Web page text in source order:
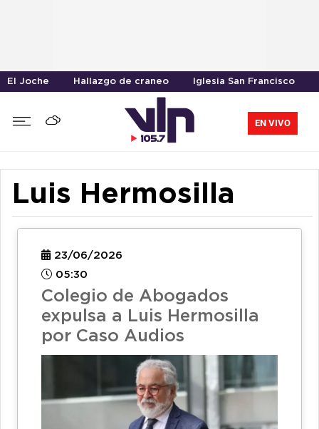
El Joche Hallazgo de craneo Iglesia San Francisco
EN VIVO
Luis Hermosilla
23/06/2026
05:30
Colegio de Abogados
expulsa a Luis Hermosilla
por Caso Audios